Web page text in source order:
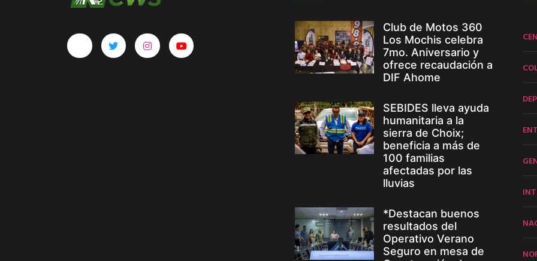
Club de Motos 360
Los Mochis celebra
7mo. Aniversario y
ofrece recaudación a
DIF Ahome
SEBIDES lleva ayuda
humanitaria a la
sierra de Choix;
beneficia a más de
100 familias
afectadas por las
lluvias
*Destacan buenos
resultados del
Operativo Verano
Seguro en mesa de